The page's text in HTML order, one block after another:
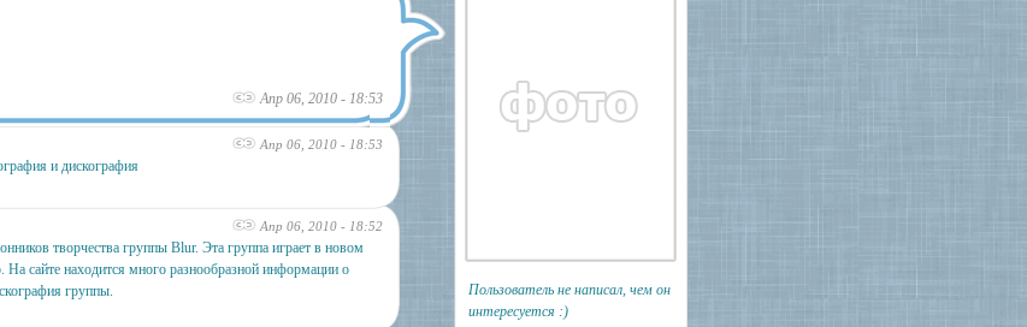
Апр 06, 2010 - 18:53
Апр 06, 2010 - 18:53
и дискография
Апр 06, 2010 - 18:52
творчества группы Blur. Эта группа играет в новом
На сайте находится много разнообразной информации о
группы.
Пользователь не написал, чем он
интересуется :)